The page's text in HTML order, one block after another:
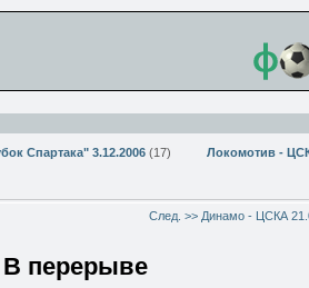
Спартака" 3.12.2006 (17) Локомотив -
След. >> Динамо - ЦСКА
перерыве